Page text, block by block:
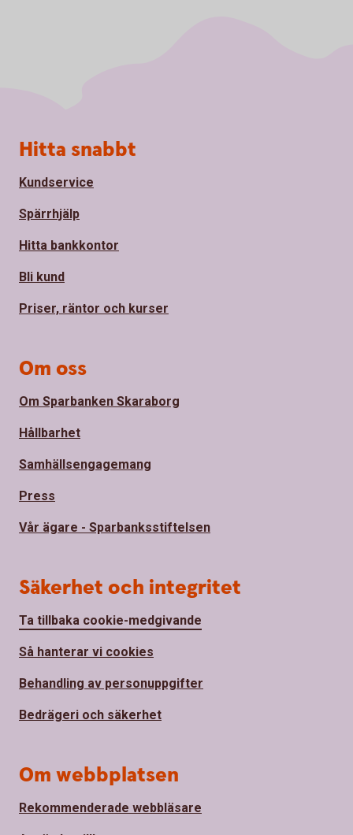
Sidfot
Hitta snabbt
Kundservice
Spärrhjälp
Hitta bankkontor
Bli kund
Priser, räntor och kurser
Om oss
Om Sparbanken Skaraborg
Hållbarhet
Samhällsengagemang
Press
Vår ägare - Sparbanksstiftelsen
Säkerhet och integritet
Ta tillbaka cookie-medgivande
Så hanterar vi cookies
Behandling av personuppgifter
Bedrägeri och säkerhet
Om webbplatsen
Rekommenderade webbläsare